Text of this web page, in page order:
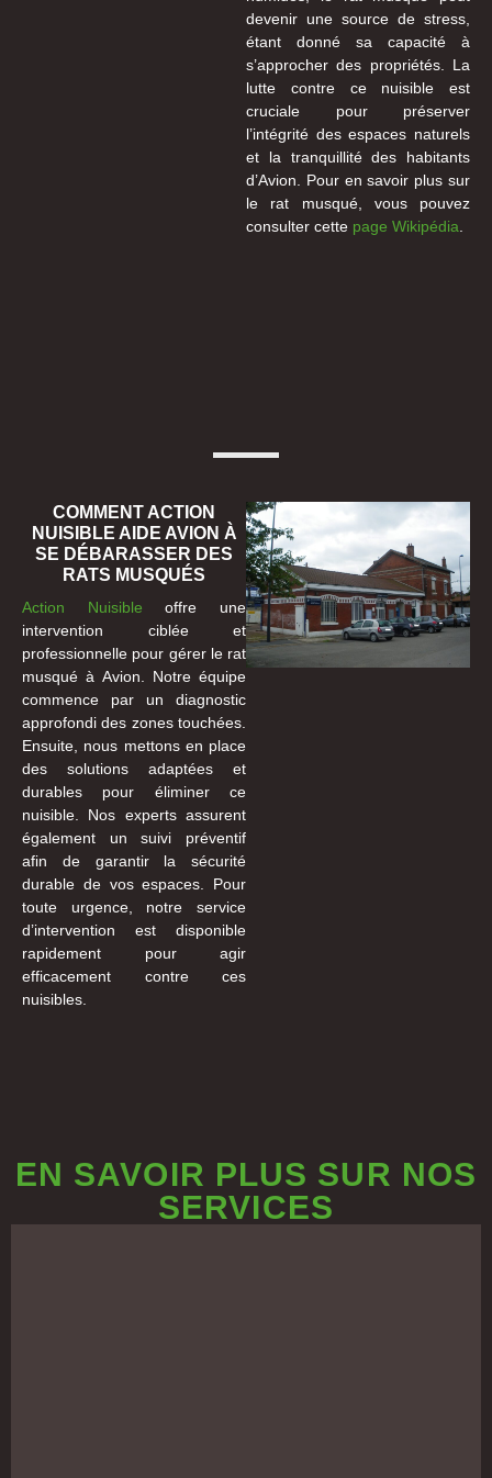
devenir une source de stress,
étant donné sa capacité à
s’approcher des propriétés. La
lutte contre ce nuisible est
cruciale pour préserver
l’intégrité des espaces naturels
et la tranquillité des habitants
d’Avion. Pour en savoir plus sur
le rat musqué, vous pouvez
consulter cette page Wikipédia.
COMMENT ACTION
NUISIBLE AIDE AVION À
SE DÉBARASSER DES
RATS MUSQUÉS
Action Nuisible offre une
intervention ciblée et
professionnelle pour gérer le rat
musqué à Avion. Notre équipe
commence par un diagnostic
approfondi des zones touchées.
Ensuite, nous mettons en place
des solutions adaptées et
durables pour éliminer ce
nuisible. Nos experts assurent
également un suivi préventif
afin de garantir la sécurité
durable de vos espaces. Pour
toute urgence, notre service
d’intervention est disponible
rapidement pour agir
efficacement contre ces
nuisibles.
EN SAVOIR PLUS SUR NOS
SERVICES